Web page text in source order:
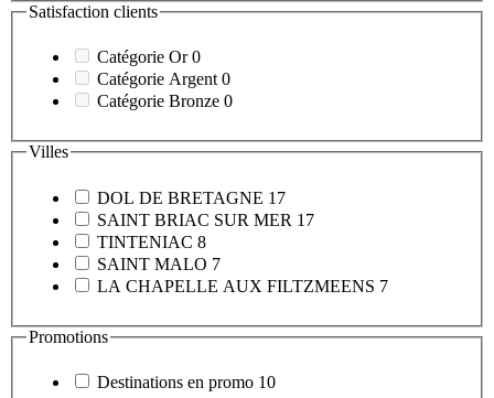
Satisfaction clients
Catégorie Or0
Catégorie Argent 0
Catégorie Bronze 0
Villes
DOL DE BRETAGNE 17
SAINT BRIAC SUR MER 17
TINTENIAC 8
SAINT MALO 7
LA CHAPELLE AUX FILTZMEENS 7
Promotions
Destinations en promo 10